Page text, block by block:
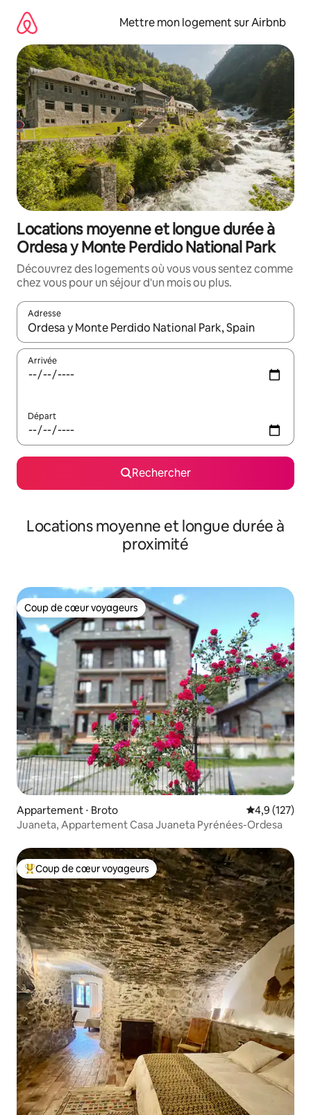
directement
contenu
Mettre mon logement sur Airbnb
Locations moyenne et longue durée à
Ordesa y Monte Perdido National Park
Découvrez des logements où vous vous sentez comme
chez vous pour un séjour d'un mois ou plus.
Adresse
Lorsque les résultats s'affichent, utilisez les flèches vers le
Arrivée
Départ
Rechercher
Locations moyenne et longue durée à
proximité
Coup de cœur voyageurs
Coup de cœur voyageurs
Appartement ⋅ Broto Évaluation
4,9 (127)
Juaneta, Appartement Casa Juaneta Pyrénées-Ordesa
Coups de cœur voyageurs les plus appréciés
Coup de cœur voyageurs